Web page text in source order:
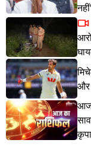
नहीं'
और
आज
कृपा